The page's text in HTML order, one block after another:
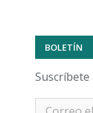
BOLETÍN